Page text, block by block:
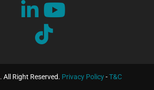
. All Right Reserved. Privacy Policy-T&C